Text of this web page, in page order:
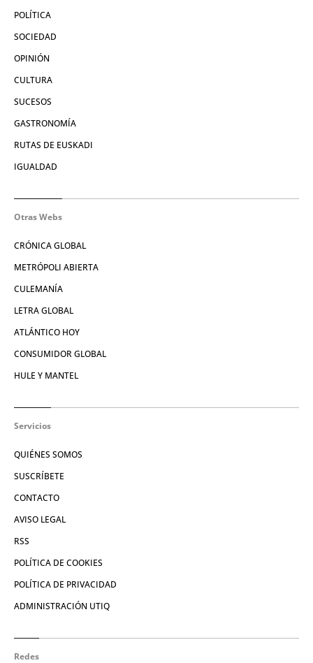
POLÍTICA
SOCIEDAD
OPINIÓN
CULTURA
SUCESOS
GASTRONOMÍA
RUTAS DE EUSKADI
IGUALDAD
Otras Webs
CRÓNICA GLOBAL
METRÓPOLI ABIERTA
CULEMANÍA
LETRA GLOBAL
ATLÁNTICO HOY
CONSUMIDOR GLOBAL
HULE Y MANTEL
Servicios
QUIÉNES SOMOS
SUSCRÍBETE
CONTACTO
AVISO LEGAL
RSS
POLÍTICA DE COOKIES
POLÍTICA DE PRIVACIDAD
ADMINISTRACIÓN UTIQ
Redes